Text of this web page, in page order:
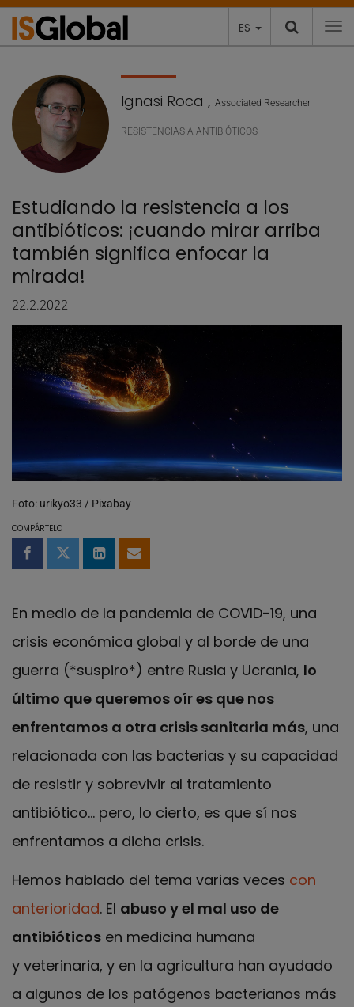
ES
Ignasi Roca , Associated Researcher
RESISTENCIAS A ANTIBIÓTICOS
Estudiando la resistencia a los
antibióticos: ¡cuando mirar arriba
también significa enfocar la
mirada!
22.2.2022
Foto: urikyo33 / Pixabay
COMPÁRTELO
Compartir en Facebook
Compartir en Twitter
Compartir en LinkedIn
Compartir por email
En medio de la pandemia de COVID-19, una
crisis económica global y al borde de una
guerra (*suspiro*) entre Rusia y Ucrania, lo
último que queremos oír es que nos
enfrentamos a otra crisis sanitaria más, una
relacionada con las bacterias y su capacidad
de resistir y sobrevivir al tratamiento
antibiótico… pero, lo cierto, es que sí nos
enfrentamos a dicha crisis.
Hemos hablado del tema varias veces con
anterioridad. El abuso y el mal uso de
antibióticos en medicina humana
y veterinaria, y en la agricultura han ayudado
a algunos de los patógenos bacterianos más